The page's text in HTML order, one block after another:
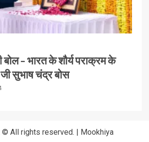
बोल – भारत के शौर्य पराक्रम के
सुभाष चंद्र बोस
© All rights reserved. | Mookhiya